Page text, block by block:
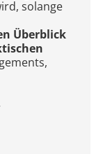
solange
Überblick